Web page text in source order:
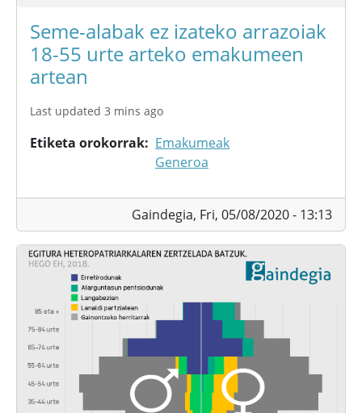
Seme-alabak ez izateko arrazoiak
18-55 urte arteko emakumeen
artean
Last updated 3 mins ago
Etiketa orokorrak
Emakumeak
Generoa
Gaindegia, Fri, 05/08/2020 - 13:13